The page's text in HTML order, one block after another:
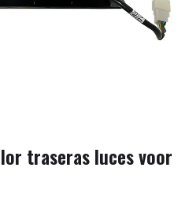
traseras luces voor